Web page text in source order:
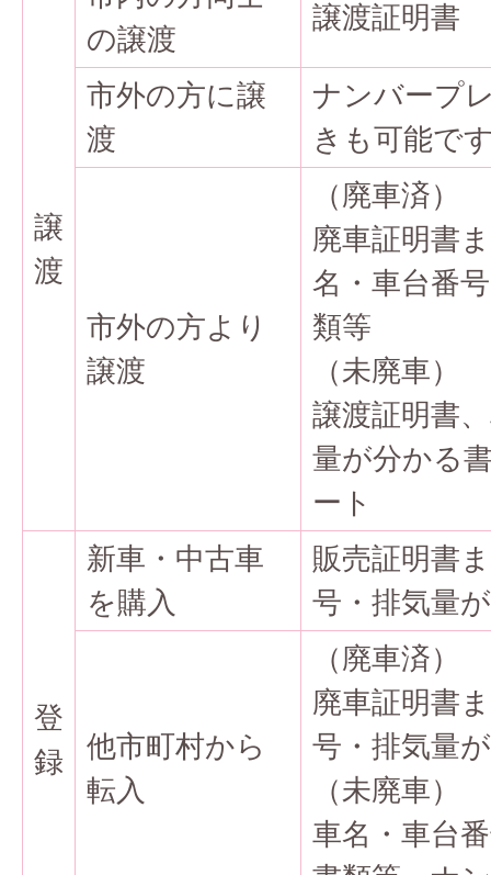
譲
渡
の譲渡
譲渡証明書
市外の方に譲
渡
ナンバープ
きも可能で
市外の方より
譲渡
（廃車済）
廃車証明書
名・車台番
類等
（未廃車）
譲渡証明書
量が分かる
ート
登
録
新車・中古車
を購入
販売証明書
号・排気量
他市町村から
転入
（廃車済）
廃車証明書
号・排気量
（未廃車）
車名・車台